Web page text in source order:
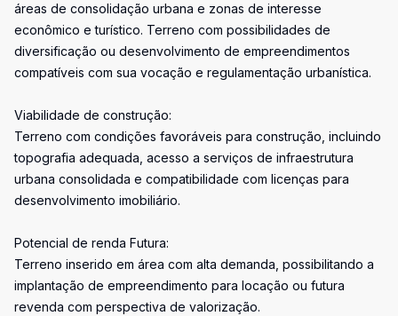
áreas de consolidação urbana e zonas de interesse
econômico e turístico. Terreno com possibilidades de
diversificação ou desenvolvimento de empreendimentos
compatíveis com sua vocação e regulamentação urbanística.
Viabilidade de construção:
Terreno com condições favoráveis para construção, incluindo
topografia adequada, acesso a serviços de infraestrutura
urbana consolidada e compatibilidade com licenças para
desenvolvimento imobiliário.
Potencial de renda Futura:
Terreno inserido em área com alta demanda, possibilitando a
implantação de empreendimento para locação ou futura
revenda com perspectiva de valorização.